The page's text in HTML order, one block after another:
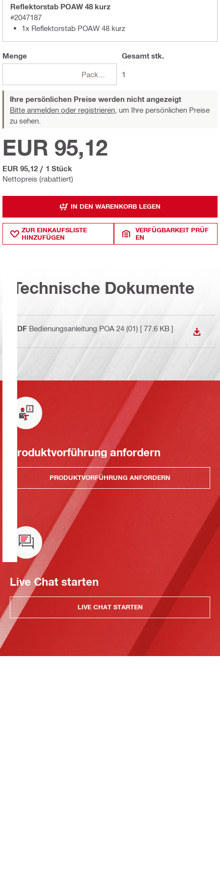
Reflektorstab POAW 48 kurz
#2047187
1x Reflektorstab POAW 48 kurz
Menge
Packungen
Gesamtstk.
1
Ihre persönlichen Preise werden nicht angezeigt
Bitte anmelden oder registrieren, um Ihre persönlichen Preise
zu sehen.
Nettopreis (rabattiert)
EUR 95,12
EUR 95,12 / 1 Stück
IN DEN WARENKORB LEGEN
ZUR EINKAUFSLISTE
HINZUFÜGEN
VERFÜGBARKEIT PRÜF
EN
Technische Dokumente
PDF Bedienungsanleitung POA 24 (01) [ 77.6 KB ]
Produktvorführung anfordern
PRODUKTVORFÜHRUNG ANFORDERN
Live Chat starten
LIVE CHAT STARTEN